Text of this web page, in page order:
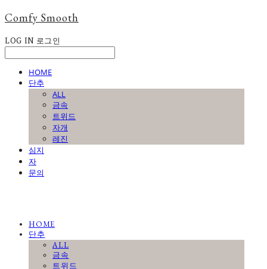
Comfy Smooth
LOG IN 로그인
HOME
단추
ALL
금속
트위드
자개
레진
심지
자
문의
HOME
단추
ALL
금속
트위드